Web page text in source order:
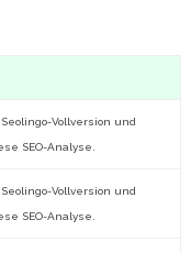
Vollversion und
SEO-Analyse.
Vollversion und
SEO-Analyse.